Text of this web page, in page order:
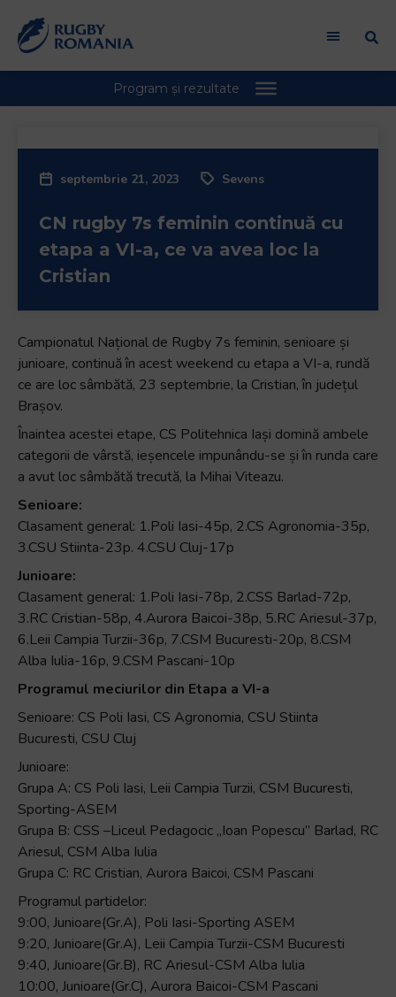
septembrie 21, 2023 Sevens
CN rugby 7s feminin continuă cu
etapa a VI-a, ce va avea loc la
Cristian
Campionatul Național de Rugby 7s feminin, senioare și
junioare, continuă în acest weekend cu etapa a VI-a, rundă
ce are loc sâmbătă, 23 septembrie, la Cristian, în județul
Brașov.
Înaintea acestei etape, CS Politehnica Iași domină ambele
categorii de vârstă, ieșencele impunându-se și în runda care
a avut loc sâmbătă trecută, la Mihai Viteazu.
Senioare:
Clasament general: 1.Poli Iasi-45p, 2.CS Agronomia-35p,
3.CSU Stiinta-23p. 4.CSU Cluj-17p
Junioare:
Clasament general: 1.Poli Iasi-78p, 2.CSS Barlad-72p,
3.RC Cristian-58p, 4.Aurora Baicoi-38p, 5.RC Ariesul-37p,
6.Leii Campia Turzii-36p, 7.CSM Bucuresti-20p, 8.CSM
Alba Iulia-16p, 9.CSM Pascani-10p
Programul meciurilor din Etapa a VI-a
Senioare: CS Poli Iasi, CS Agronomia, CSU Stiinta
Bucuresti, CSU Cluj
Junioare:
Grupa A: CS Poli Iasi, Leii Campia Turzii, CSM Bucuresti,
Sporting-ASEM
Grupa B: CSS –Liceul Pedagocic „Ioan Popescu” Barlad, RC
Ariesul, CSM Alba Iulia
Grupa C: RC Cristian, Aurora Baicoi, CSM Pascani
Programul partidelor:
9:00, Junioare(Gr.A), Poli Iasi-Sporting ASEM
9:20, Junioare(Gr.A), Leii Campia Turzii-CSM Bucuresti
9:40, Junioare(Gr.B), RC Ariesul-CSM Alba Iulia
10:00, Junioare(Gr.C), Aurora Baicoi-CSM Pascani